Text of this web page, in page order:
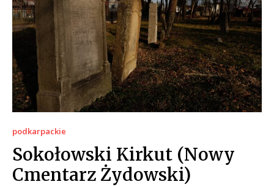
podkarpackie
Sokołowski Kirkut (Nowy
Cmentarz Żydowski)